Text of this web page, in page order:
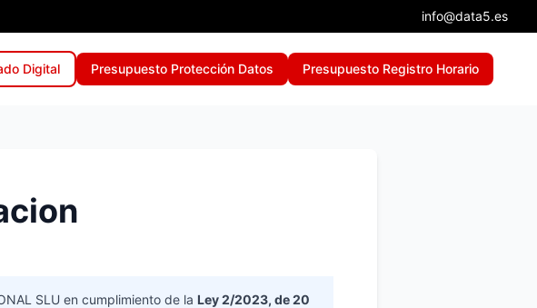
info@data5.es
Digital Presupuesto Protección Datos Presupuesto Registro Horario
SLU en cumplimiento de la Ley 2/2023, de 20